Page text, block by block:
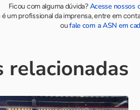
Ficou com alguma dúvida?Acesse nossos
é um profissional da imprensa, entre em
oufale com a ASN em
relacionadas